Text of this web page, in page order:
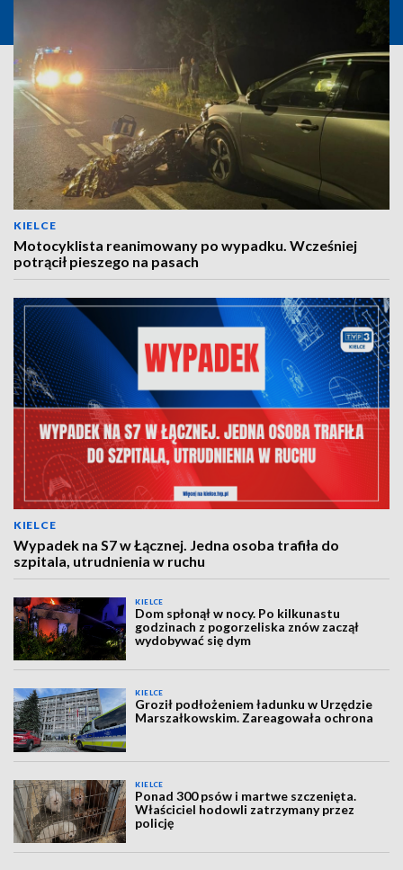
KIELCE
Motocyklista reanimowany po wypadku. Wcześniej
potrącił pieszego na pasach
KIELCE
Wypadek na S7 w Łącznej. Jedna osoba trafiła do
szpitala, utrudnienia w ruchu
KIELCE
Dom spłonął w nocy. Po kilkunastu
godzinach z pogorzeliska znów zaczął
wydobywać się dym
KIELCE
Groził podłożeniem ładunku w Urzędzie
Marszałkowskim. Zareagowała ochrona
KIELCE
Ponad 300 psów i martwe szczenięta.
Właściciel hodowli zatrzymany przez
policję